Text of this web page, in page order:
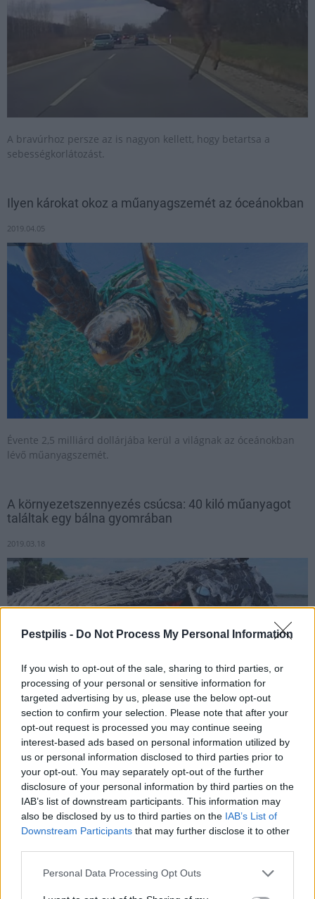
Pestpilis - Do Not Process My Personal Information
If you wish to opt-out of the sale, sharing to third parties, or
processing of your personal or sensitive information for
targeted advertising by us, please use the below opt-out
section to confirm your selection. Please note that after your
opt-out request is processed you may continue seeing
interest-based ads based on personal information utilized by
us or personal information disclosed to third parties prior to
your opt-out. You may separately opt-out of the further
disclosure of your personal information by third parties on the
IAB’s list of downstream participants. This information may
also be disclosed by us to third parties on the IAB’s List of
Downstream Participants that may further disclose it to other
Personal Data Processing Opt Outs
A bravúrhoz persze az is nagyon kellett, hogy betartsa a
sebességkorlátozást.
Ilyen károkat okoz a műanyagszemét az óceánokban
2019.04.05
Évente 2,5 milliárd dollárjába kerül a világnak az óceánokban
lévő műanyagszemét.
A környezetszennyezés csúcsa: 40 kiló műanyagot
találtak egy bálna gyomrában
2019.03.18
A tengerbiológusok szerint soha ennyi műanyagot nem találtak
egyetlen bálnában sem.
Gyógyszerek helyett természetjárást írnak receptre
Skóciában